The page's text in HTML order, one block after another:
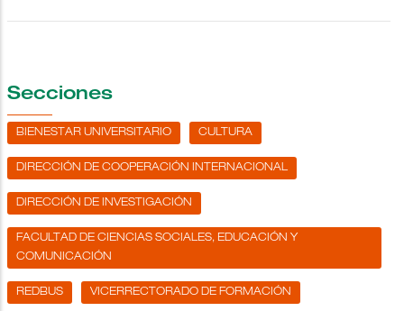
Secciones
BIENESTAR UNIVERSITARIO CULTURA
DIRECCIÓN DE COOPERACIÓN INTERNACIONAL
DIRECCIÓN DE INVESTIGACIÓN
FACULTAD DE CIENCIAS SOCIALES, EDUCACIÓN Y
COMUNICACIÓN
REDBUS VICERRECTORADO DE FORMACIÓN